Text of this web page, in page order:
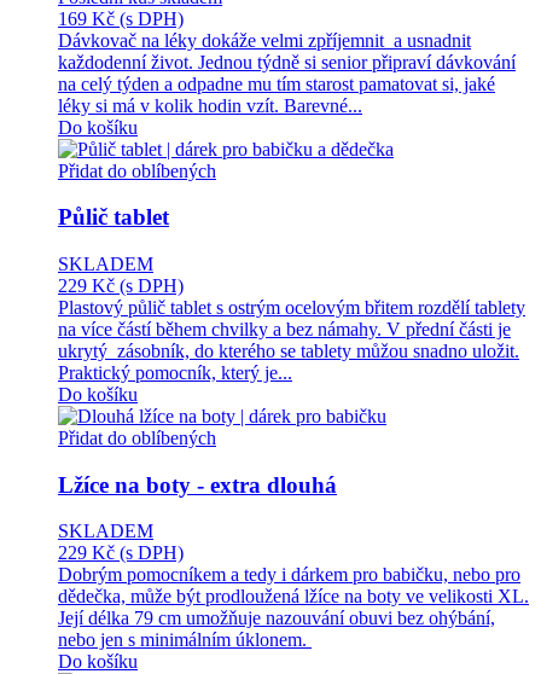
169 Kč (s DPH)
Dávkovač na léky dokáže velmi zpříjemnit a usnadnit
každodenní život. Jednou týdně si senior připraví dávkování
na celý týden a odpadne mu tím starost pamatovat si, jaké
léky si má v kolik hodin vzít. Barevné...
Do košíku
Přidat do oblíbených
Půlič tablet
SKLADEM
229 Kč (s DPH)
Plastový půlič tablet s ostrým ocelovým břitem rozdělí tablety
na více částí během chvilky a bez námahy. V přední části je
ukrytý zásobník, do kterého se tablety můžou snadno uložit.
Praktický pomocník, který je...
Do košíku
Přidat do oblíbených
Lžíce na boty - extra dlouhá
SKLADEM
229 Kč (s DPH)
Dobrým pomocníkem a tedy i dárkem pro babičku, nebo pro
dědečka, může být prodloužená lžíce na boty ve velikosti XL.
Její délka 79 cm umožňuje nazouvání obuvi bez ohýbání,
nebo jen s minimálním úklonem.
Do košíku